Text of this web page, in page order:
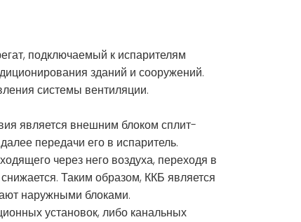
подключаемый к испарителям
зданий и сооружений.
системы вентиляции.
является внешним блоком сплит-
передачи его в испаритель.
через него воздуха, переходя в
Таким образом, ККБ является
наружными блоками.
установок, либо канальных